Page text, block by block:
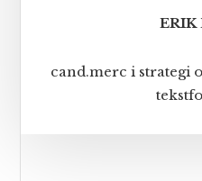
ERIK
cand.merc i strategi